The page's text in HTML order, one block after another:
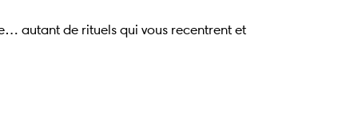
autant de rituels qui vous recentrent et